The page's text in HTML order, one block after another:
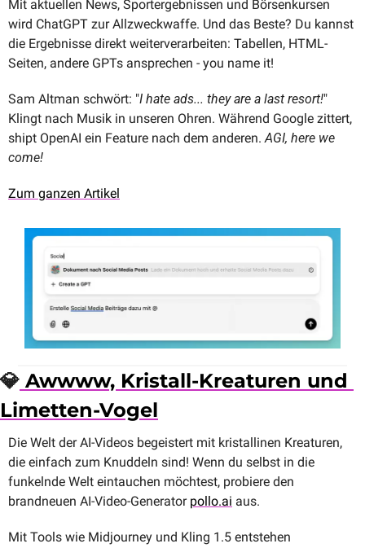
Mit aktuellen News, Sportergebnissen und Börsenkursen
wird ChatGPT zur Allzweckwaffe. Und das Beste? Du kannst
die Ergebnisse direkt weiterverarbeiten: Tabellen, HTML-
Seiten, andere GPTs ansprechen - you name it!
Sam Altman schwört: "I hate ads... they are a last resort!"
Klingt nach Musik in unseren Ohren. Während Google zittert,
shipt OpenAI ein Feature nach dem anderen. AGI, here we
come!
Zum ganzen Artikel
💎 Awwww, Kristall-Kreaturen und
Limetten-Vogel
Die Welt der AI-Videos begeistert mit kristallinen Kreaturen,
die einfach zum Knuddeln sind! Wenn du selbst in die
funkelnde Welt eintauchen möchtest, probiere den
brandneuen AI-Video-Generator pollo.ai aus.
Mit Tools wie Midjourney und Kling 1.5 entstehen